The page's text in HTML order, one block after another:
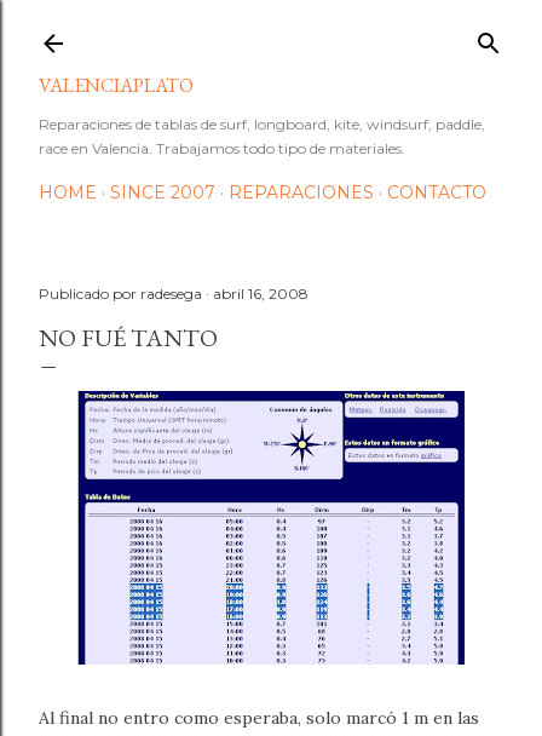
VALENCIAPLATO
Reparaciones de tablas de surf, longboard, kite, windsurf, paddle,
race en Valencia. Trabajamos todo tipo de materiales.
HOME SINCE 2007 REPARACIONES CONTACTO
Publicado por radesega abril 16, 2008
NO FUÉ TANTO
Al final no entro como esperaba, solo marcó 1 m en las